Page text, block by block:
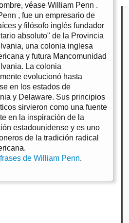
véase William Penn .
, fue un empresario de
y filósofo inglés fundador
absoluto" de la Provincia
una colonia inglesa
y futura Mancomunidad
La colonia
evolucionó hasta
en los estados de
y Delaware. Sus principios
sirvieron como una fuente
en la inspiración de la
estadounidense y es uno
de la tradición radical
frases de William Penn.